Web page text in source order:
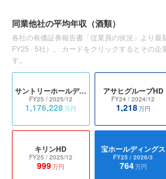
同業他社の平均年収 （酒類）
各社の有価証券報告書「従業員の状況」より最
FY25 · 5社）。 カードをクリックするとその企
す。
サントリーホールディングス
FY25 / 2025/12
1,176,228万円
アサヒグループHD
FY24 / 2024/12
1,218万円
キリンHD
FY25 / 2025/12
999万円
宝ホールディングス
FY25 / 2026/3
764万円